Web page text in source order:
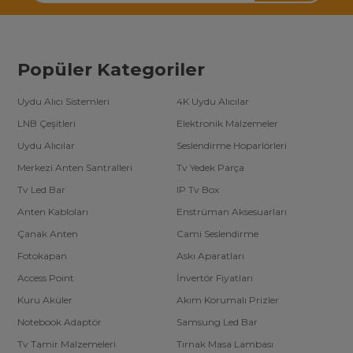
Popüler Kategoriler
Uydu Alıcı Sistemleri
4K Uydu Alıcılar
LNB Çeşitleri
Elektronik Malzemeler
Uydu Alıcılar
Seslendirme Hoparlörleri
Merkezi Anten Santralleri
Tv Yedek Parça
Tv Led Bar
IP Tv Box
Anten Kabloları
Enstrüman Aksesuarları
Çanak Anten
Cami Seslendirme
Fotokapan
Askı Aparatları
Access Point
İnvertör Fiyatları
Kuru Aküler
Akım Korumalı Prizler
Notebook Adaptör
Samsung Led Bar
Tv Tamir Malzemeleri
Tırnak Masa Lambası